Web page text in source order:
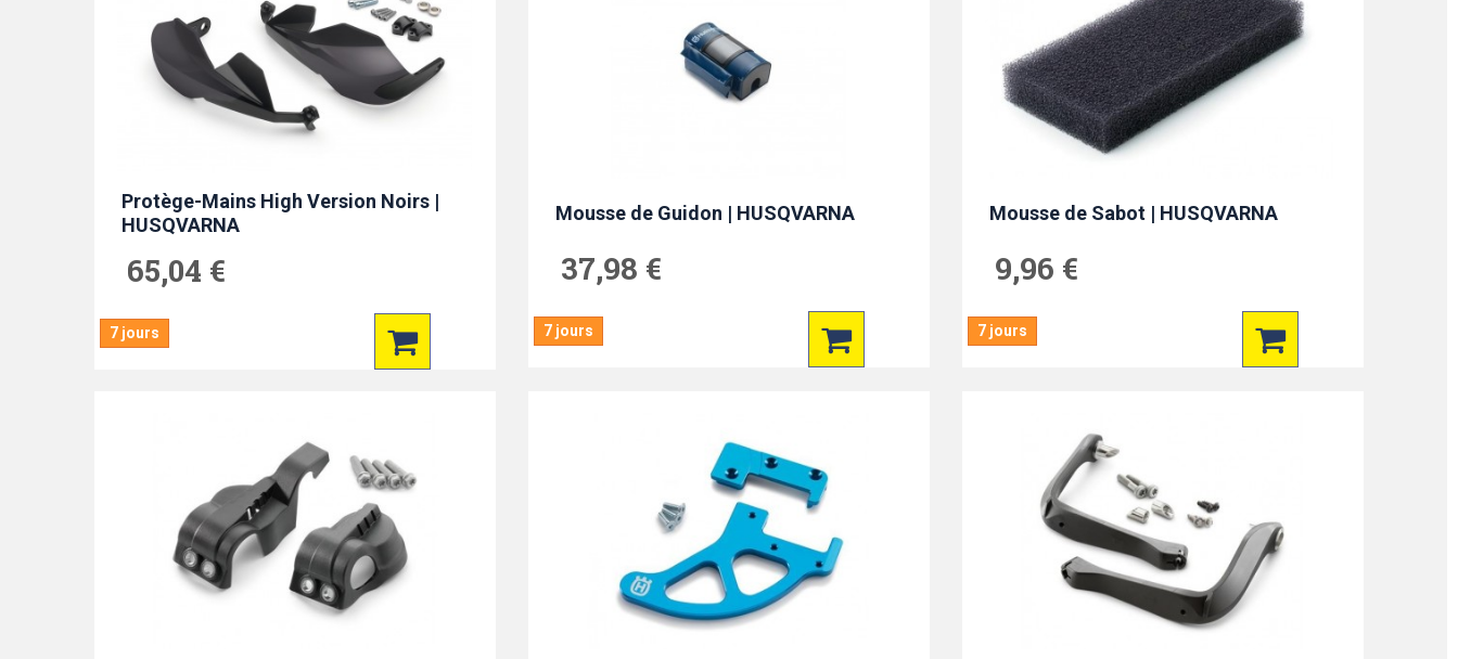
Protège-Mains High Version Noirs |
HUSQVARNA
65,04 €
7 jours
Mousse de Guidon | HUSQVARNA
37,98 €
7 jours
Mousse de Sabot | HUSQVARNA
9,96 €
7 jours